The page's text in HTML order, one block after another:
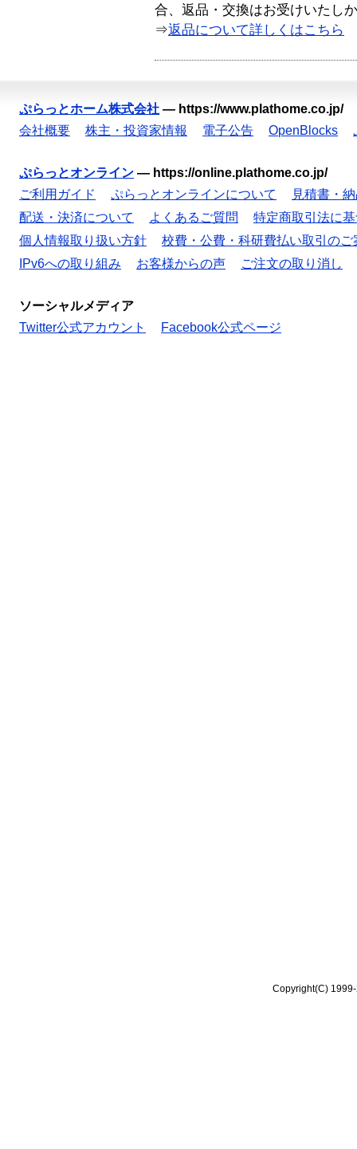
合、返品・交換はお受けいたし
⇒返品について詳しくはこちら
ぷらっとホーム株式会社 — https://www.plathome.co.jp/
会社概要
株主・投資家情報 電子公告 OpenBlocks
ぷらっとオンライン — https://online.plathome.co.jp/
ご利用ガイド
ぷらっとオンラインについて
見積書・
配送・決済について
よくあるご質問
特定商取引法に
個人情報取り扱い方針
校費・公費・科研費払い取引のご
IPv6への取り組み
お客様からの声 ご注文の取り消し
ソーシャルメディア
Twitter公式アカウント
Facebook公式ページ
Copyright(C)